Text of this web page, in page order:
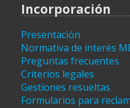
Incorporación
Presentación
Normativa de interés
Preguntas frecuentes
Criterios legales
Gestiones resueltas
Formularios para